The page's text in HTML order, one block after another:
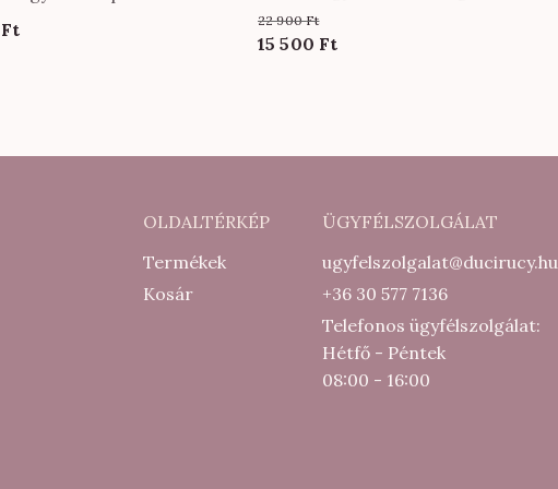
Ft
derekú együttes bordó színben
22 900Ft
Original
900 Ft.
15 500 FtCurrent
500 Ft.
OLDALTÉRKÉP
Termékek
Kosár
ÜGYFÉLSZOLGÁLAT
ugyfelszolgalat@ducirucy.hu
+36 30 577 7136
Telefonos ügyfélszolgálat:
Hétfő - Péntek
08:00 - 16:00